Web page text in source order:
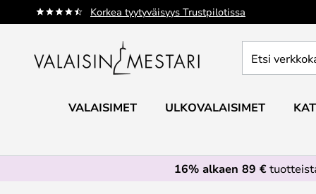
Korkea tyytyväisyys Trustpilotissa
Skip
to
verkkokaupan
VALAISIMET ULKOVALAISIMET
16% alkaen 89 €